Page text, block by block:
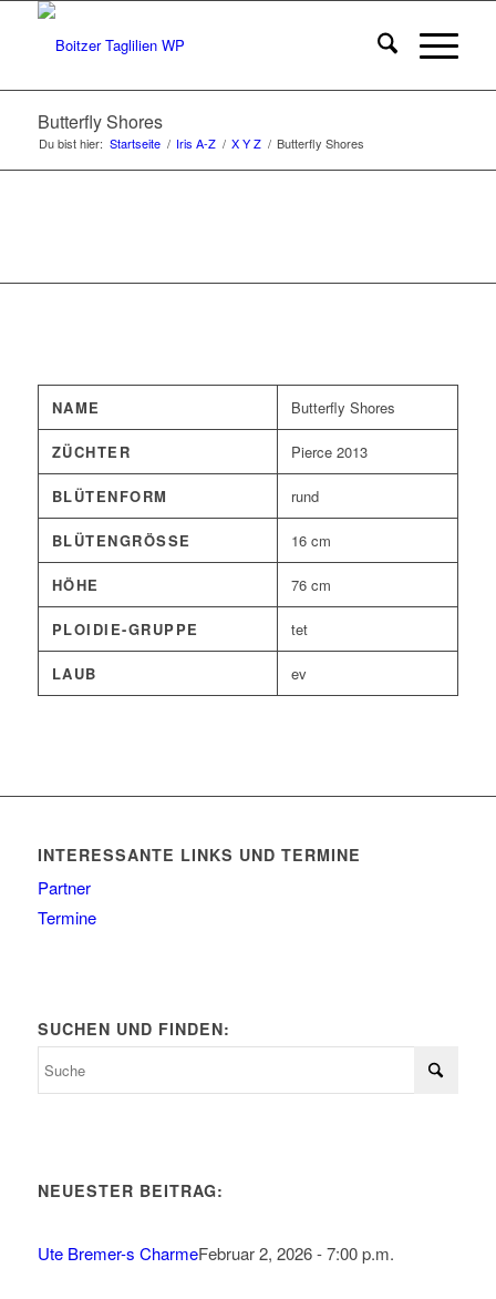
Butterfly Shores
Du bist hier: Startseite / Iris A-Z / X Y Z / Butterfly Shores
NAME Butterfly Shores
ZÜCHTER Pierce 2013
BLÜTENFORM rund
BLÜTENGRÖSSE 16 cm
HÖHE 76 cm
PLOIDIE-GRUPPE tet
LAUB ev
INTERESSANTE LINKS UND TERMINE
Partner
Termine
SUCHEN UND FINDEN:
NEUESTER BEITRAG:
Ute Bremer-s CharmeFebruar 2, 2026 - 7:00 p.m.